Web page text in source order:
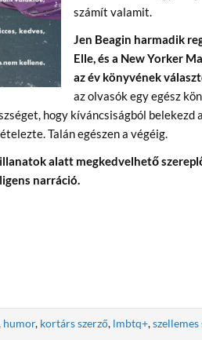
számít valamit.
Jen Beagin harmadik
Elle, és a New Yorker
az év könyvének
az olvasók egy egész
hogy kíváncsiságból belekezd
Talán egészen a végéig.
alatt megkedvelhető
narráció.
humor, kortárs szerző, lmbtq+,